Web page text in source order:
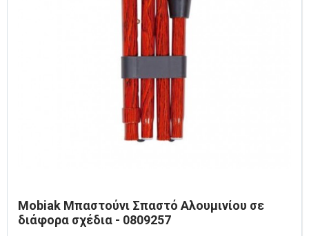
Mobiak Μπαστούνι Σπαστό Αλουμινίου σε
διάφορα σχέδια - 0809257